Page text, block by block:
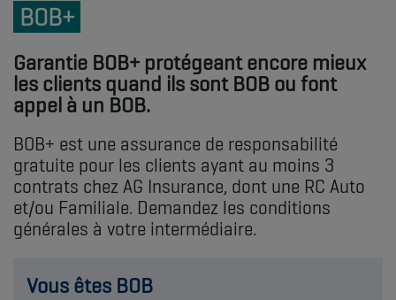
BOB+
Garantie BOB+ protégeant encore mieux
les clients quand ils sont BOB ou font
appel à un BOB.
BOB+ est une assurance de responsabilité
gratuite pour les clients ayant au moins 3
contrats chez AG Insurance, dont une RC Auto
et/ou Familiale. Demandez les conditions
générales à votre intermédiaire.
Vous êtes BOB